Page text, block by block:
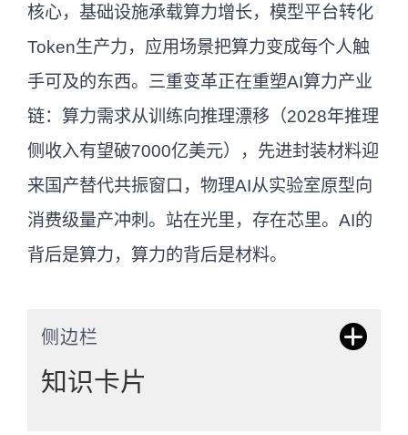
核心，基础设施承载算力增长，模型平台转化
Token生产力，应用场景把算力变成每个人触
手可及的东西。三重变革正在重塑AI算力产业
链：算力需求从训练向推理漂移（2028年推理
侧收入有望破7000亿美元），先进封装材料迎
来国产替代共振窗口，物理AI从实验室原型向
消费级量产冲刺。站在光里，存在芯里。AI的
背后是算力，算力的背后是材料。
侧边栏
知识卡片